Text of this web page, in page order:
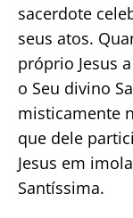
sacerdote
seus atos.
próprio Jesus
o Seu divino
misticamente
que dele
Jesus em
Santíssima.